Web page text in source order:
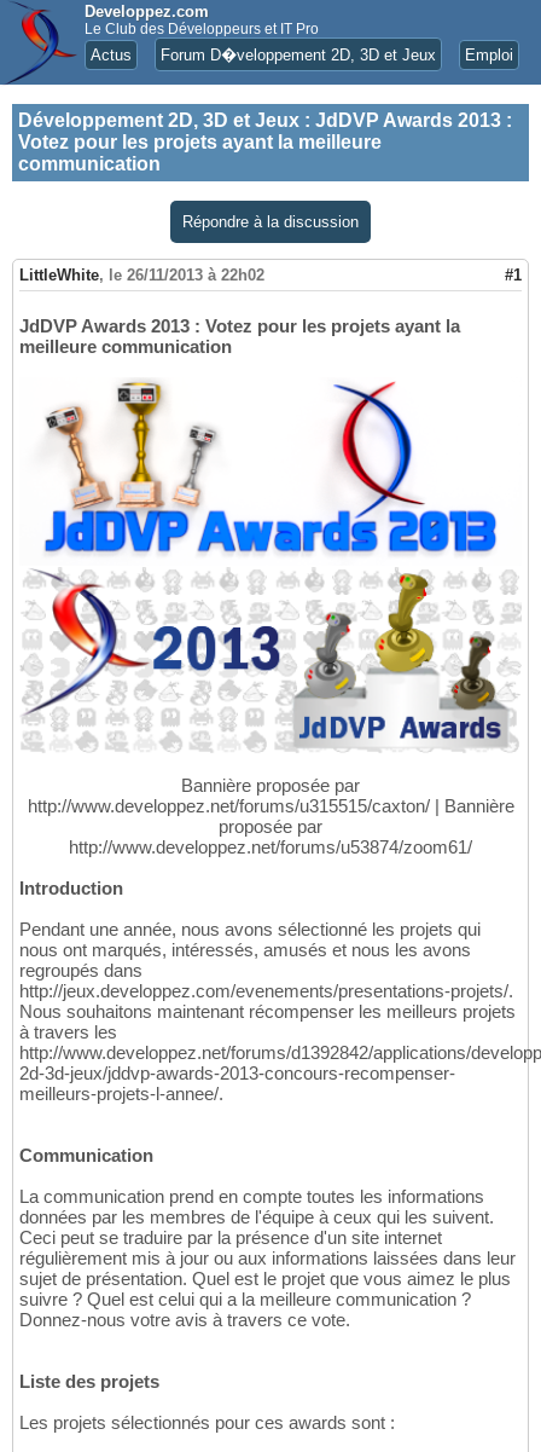
Developpez.com
Le Club des Développeurs et IT Pro
Actus Forum D�veloppement 2D, 3D et Jeux Emploi
Développement 2D, 3D et Jeux : JdDVP Awards 2013 :
Votez pour les projets ayant la meilleure
communication
Répondre à la discussion
LittleWhite, le 26/11/2013 à 22h02 #1
JdDVP Awards 2013 : Votez pour les projets ayant la
meilleure communication
Bannière proposée par
http://www.developpez.net/forums/u315515/caxton/ | Bannière
proposée par
http://www.developpez.net/forums/u53874/zoom61/
Introduction
Pendant une année, nous avons sélectionné les projets qui
nous ont marqués, intéressés, amusés et nous les avons
regroupés dans
http://jeux.developpez.com/evenements/presentations-projets/.
Nous souhaitons maintenant récompenser les meilleurs projets
à travers les
http://www.developpez.net/forums/d1392842/applications/
2d-3d-jeux/jddvp-awards-2013-concours-recompenser-
meilleurs-projets-l-annee/.
Communication
La communication prend en compte toutes les informations
données par les membres de l'équipe à ceux qui les suivent.
Ceci peut se traduire par la présence d'un site internet
régulièrement mis à jour ou aux informations laissées dans leur
sujet de présentation. Quel est le projet que vous aimez le plus
suivre ? Quel est celui qui a la meilleure communication ?
Donnez-nous votre avis à travers ce vote.
Liste des projets
Les projets sélectionnés pour ces awards sont :